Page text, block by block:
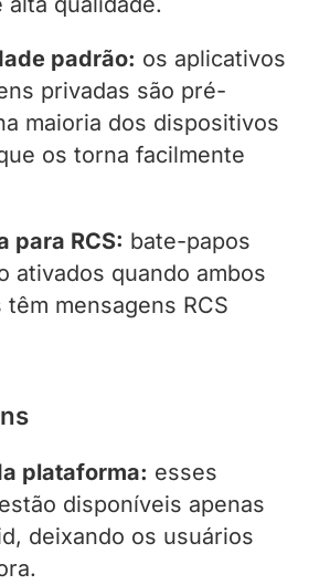
padrão: os aplicativos
privadas são pré-
maioria dos dispositivos
os torna facilmente
para RCS: bate-papos
ativados quando ambos
mensagens RCS
plataforma: esses
disponíveis apenas
deixando os usuários